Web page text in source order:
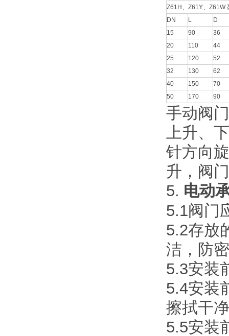
Z61H、Z61Y、Z61W
DN
L
D
15
90
36
20
110
44
25
120
52
32
130
62
40
150
70
50
170 90
手动阀
上升、
针方向
升，阀
5. 电动
5.1阀门
5.2存放
洁，防
5.3安装
5.4安装
擦拭干
5.5安装